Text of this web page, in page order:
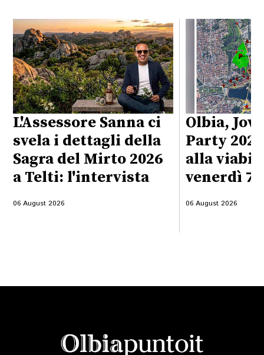
L'Assessore Sanna ci
svela i dettagli della
Sagra del Mirto 2026
a Telti: l'intervista
06 August 2026
Olbia,
Party
alla
venerdì 7
06 August 2026